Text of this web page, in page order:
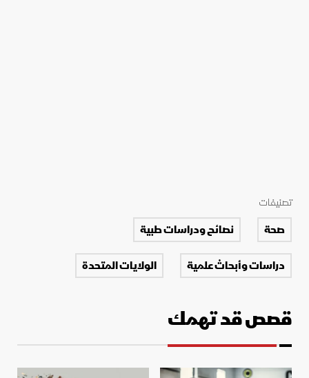
تصنيفات
صحة
نصائح ودراسات طبية
دراسات وأبحاث علمية
الولايات المتحدة
قصص قد تهمك